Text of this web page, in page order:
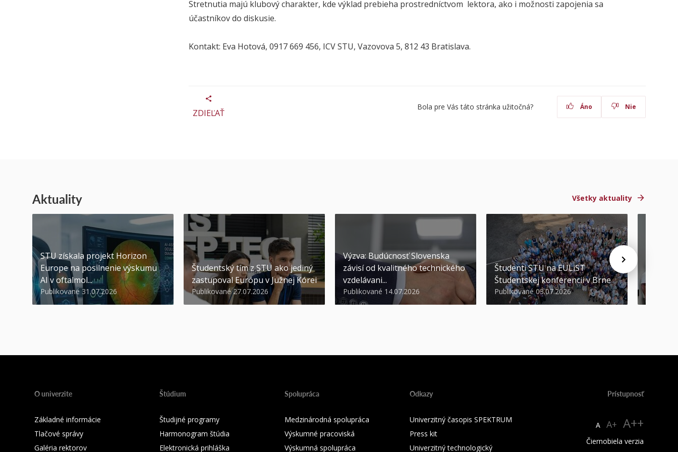
Stretnutia majú klubový charakter, kde výklad prebieha prostredníctvom lektora, ako i možnosti zapojenia sa
účastníkov do diskusie.
Kontakt: Eva Hotová, 0917 669 456, ICV STU, Vazovova 5, 812 43 Bratislava.
ZDIEĽAŤ
Bola pre Vás táto stránka užitočná? Áno Nie
Aktuality Všetky aktuality
STU získala projekt Horizon
Europe na posilnenie výskumu
AI v oftalmol...
Publikované 31.07.2026
Študentský tím z STU ako jediný
zastupoval Európu v Južnej Kórei
Publikované 27.07.2026
Výzva: Budúcnosť Slovenska
závisí od kvalitného technického
vzdelávani...
Publikované 14.07.2026
Študenti STU na EULiST
Študentskej konferencii v Brne
Publikované 03.07.2026
O univerzite
Základné informácie
Tlačové správy
Galéria rektorov
Štúdium
Študijné programy
Harmonogram štúdia
Elektronická prihláška
Spolupráca
Medzinárodná spolupráca
Výskumné pracoviská
Výskumná spolupráca
Odkazy
Univerzitný časopis SPEKTRUM
Press kit
Univerzitný technologický
Prístupnosť
A A+ A++
Čiernobiela verzia